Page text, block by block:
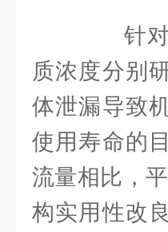
针对
质浓度分别
体泄漏导致
使用寿命的
流量相比，
构实用性改